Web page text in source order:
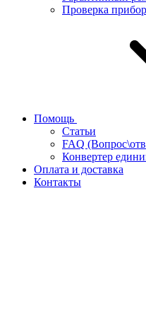
Проверка
Помощь
Статьи
FAQ
Конвертер
Оплата и доставка
Контакты